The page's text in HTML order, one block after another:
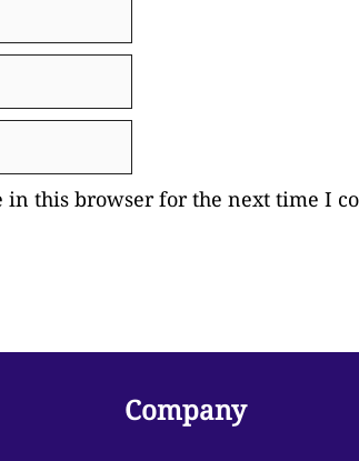
in this browser for the next time I
Company